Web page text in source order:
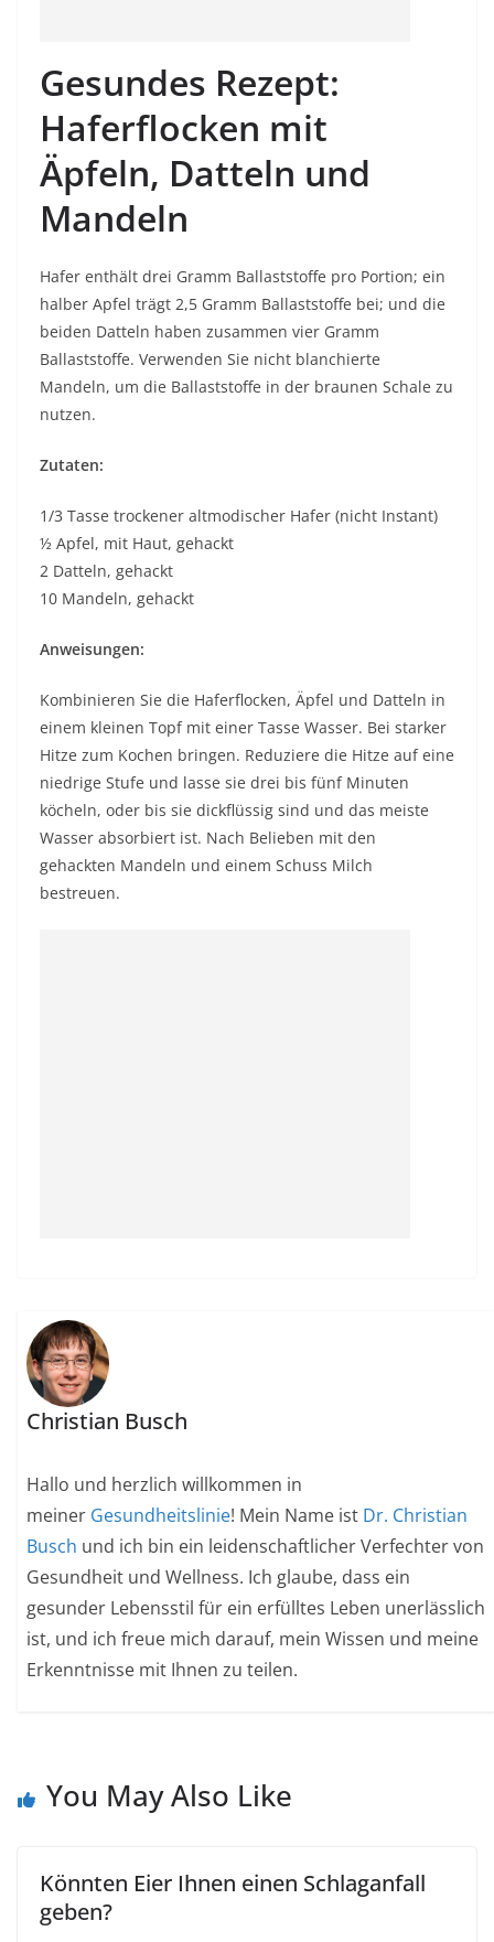
Gesundes Rezept:
Haferflocken mit
Äpfeln, Datteln und
Mandeln
Hafer enthält drei Gramm Ballaststoffe pro Portion; ein
halber Apfel trägt 2,5 Gramm Ballaststoffe bei; und die
beiden Datteln haben zusammen vier Gramm
Ballaststoffe. Verwenden Sie nicht blanchierte
Mandeln, um die Ballaststoffe in der braunen Schale zu
nutzen.
Zutaten:
1/3 Tasse trockener altmodischer Hafer (nicht Instant)
½ Apfel, mit Haut, gehackt
2 Datteln, gehackt
10 Mandeln, gehackt
Anweisungen:
Kombinieren Sie die Haferflocken, Äpfel und Datteln in
einem kleinen Topf mit einer Tasse Wasser. Bei starker
Hitze zum Kochen bringen. Reduziere die Hitze auf eine
niedrige Stufe und lasse sie drei bis fünf Minuten
köcheln, oder bis sie dickflüssig sind und das meiste
Wasser absorbiert ist. Nach Belieben mit den
gehackten Mandeln und einem Schuss Milch
bestreuen.
Christian Busch
Hallo und herzlich willkommen in
meiner Gesundheitslinie! Mein Name ist Dr. Christian
Busch und ich bin ein leidenschaftlicher Verfechter von
Gesundheit und Wellness. Ich glaube, dass ein
gesunder Lebensstil für ein erfülltes Leben unerlässlich
ist, und ich freue mich darauf, mein Wissen und meine
Erkenntnisse mit Ihnen zu teilen.
You May Also Like
Könnten Eier Ihnen einen Schlaganfall
geben?